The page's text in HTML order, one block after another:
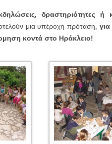
δραστηριότητες
μια υπέροχη πρόταση,
κοντά στο Ηράκλειο!